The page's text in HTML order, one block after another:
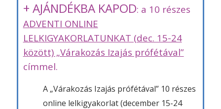
+ AJÁNDÉKBA KAPOD: a 10 részes
ADVENTI ONLINE
LELKIGYAKORLATUNKAT (dec. 15-24
között) „Várakozás Izajás prófétával”
címmel.
A „Várakozás Izajás prófétával” 10 részes
online lelkigyakorlat (december 15-24